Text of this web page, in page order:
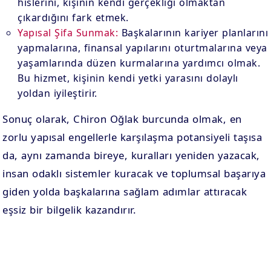
çıkardığını fark etmek.
Yapısal Şifa Sunmak: Başkalarının kariyer planlarını
yapmalarına, finansal yapılarını oturtmalarına veya
yaşamlarında düzen kurmalarına yardımcı olmak.
Bu hizmet, kişinin kendi yetki yarasını dolaylı
yoldan iyileştirir.
Sonuç olarak, Chiron Oğlak burcunda olmak, en
zorlu yapısal engellerle karşılaşma potansiyeli taşısa
da, aynı zamanda bireye, kuralları yeniden yazacak,
insan odaklı sistemler kuracak ve toplumsal başarıya
giden yolda başkalarına sağlam adımlar attıracak
eşsiz bir bilgelik kazandırır.